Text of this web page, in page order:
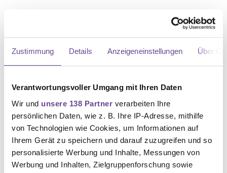
Zustimmung Details Anzeigeneinstellungen Über
Verantwortungsvoller Umgang mit Ihren Daten
Wir und unsere 138 Partner verarbeiten Ihre
persönlichen Daten, wie z. B. Ihre IP-Adresse, mithilfe
von Technologien wie Cookies, um Informationen auf
Ihrem Gerät zu speichern und darauf zuzugreifen und so
personalisierte Werbung und Inhalte, Messungen von
Werbung und Inhalten, Zielgruppenforschung sowie
Kann Brustkrebs durch eine
falsche Ernährung entstehen?
Dass Pommes frites, Pizza und Kuchen nicht die beste
meisten. Das bedeutet aber nicht, dass Sie komplett
darauf verzichten müssen.
Brustkrebs ist keine unmittelbare Folge einer falschen
Ernährung. Fachleute empfehlen aber eine
ausgewogene Nährstoffzufuhr mit vielen